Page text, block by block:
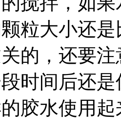
粒大小还
的，还要
时间后还
胶水使用